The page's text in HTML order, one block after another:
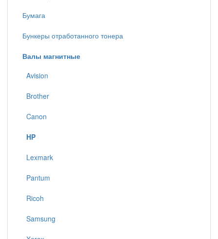
Бумага
Бункеры отработанного тонера
Валы магнитные
Avision
Brother
Canon
HP
Lexmark
Pantum
Ricoh
Samsung